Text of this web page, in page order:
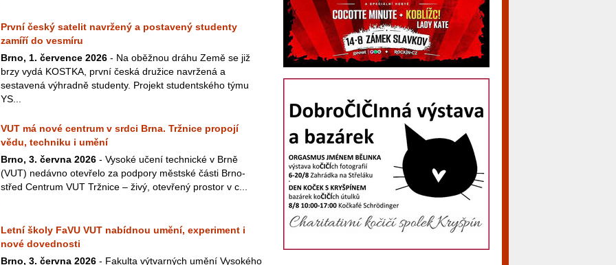
První český satelit navržený a postavený studenty
zamíří do vesmíru
Brno, 1. července 2026 - Na oběžnou dráhu Země se již
brzy vydá KOSTKA, první česká družice navržená a
sestavená výhradně studenty. Projekt studentského týmu
YS...
VUT má nové centrum v srdci Brna. Tržnice propojí
vědu, techniku i umění
Brno, 3. června 2026 - Vysoké učení technické v Brně
(VUT) nedávno otevřelo za podpory městské části Brno-
střed Centrum VUT Tržnice – živý, otevřený prostor v c...
Letní školy FaVU VUT nabídnou umění, experiment i
nové dovednosti
Brno, 3. června 2026 - Fakulta výtvarných umění Vysokého